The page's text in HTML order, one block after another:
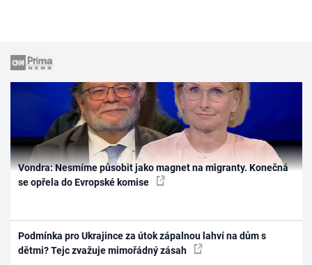
Vondra: Nesmíme působit jako magnet na migranty. Konečná
se opřela do Evropské komise
Podmínka pro Ukrajince za útok zápalnou lahví na dům s
dětmi? Tejc zvažuje mimořádný zásah